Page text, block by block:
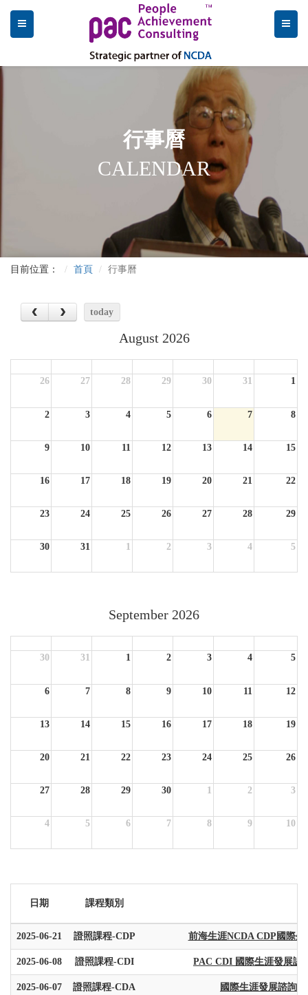
行事曆
CALENDAR
目前位置： 首頁 行事曆
August 2026
today
26
27 28 29 30 31 1
2 3 4 5 6 7 8
9 10 11 12 13 14 15
16 17 18 19 20 21 22
23 24 25 26 27 28 29
30 31 1 2 3 4 5
September 2026
30
31 1 2 3 4 5
6 7 8 9 10 11 12
13 14 15 16 17 18 19
20 21 22 23 24 25 26
27 28 29 30 1 2 3
4 5 6 7 8 9 10
日期 課程類別
2025-06-21 證照課程-CDP 前海生涯NCDA CDP國際
2025-06-08 證照課程-CDI PAC CDI 國際生涯發展
2025-06-07 證照課程-CDA 國際生涯發展諮詢